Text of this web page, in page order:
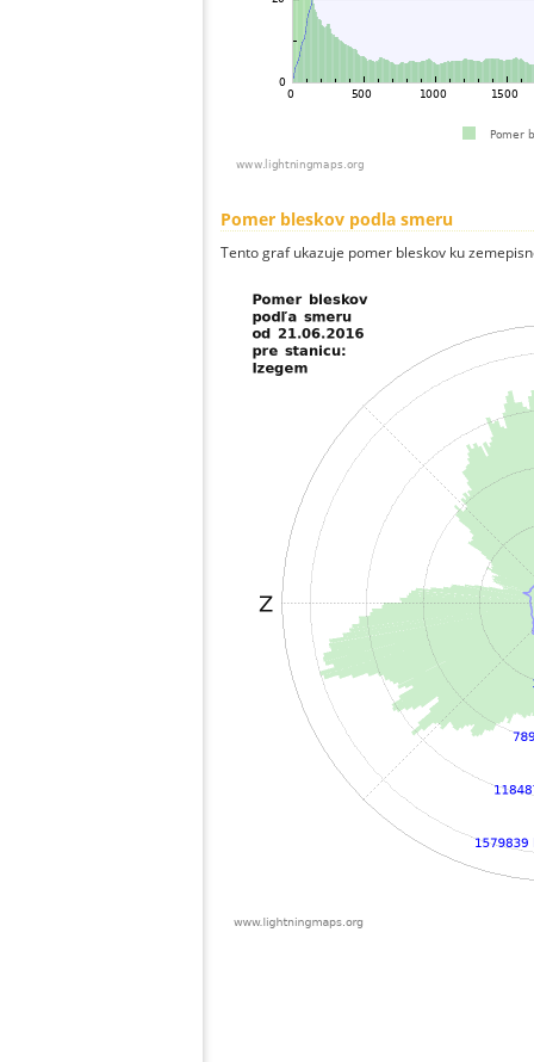
Pomer bleskov podla smeru
Tento graf ukazuje pomer bleskov ku